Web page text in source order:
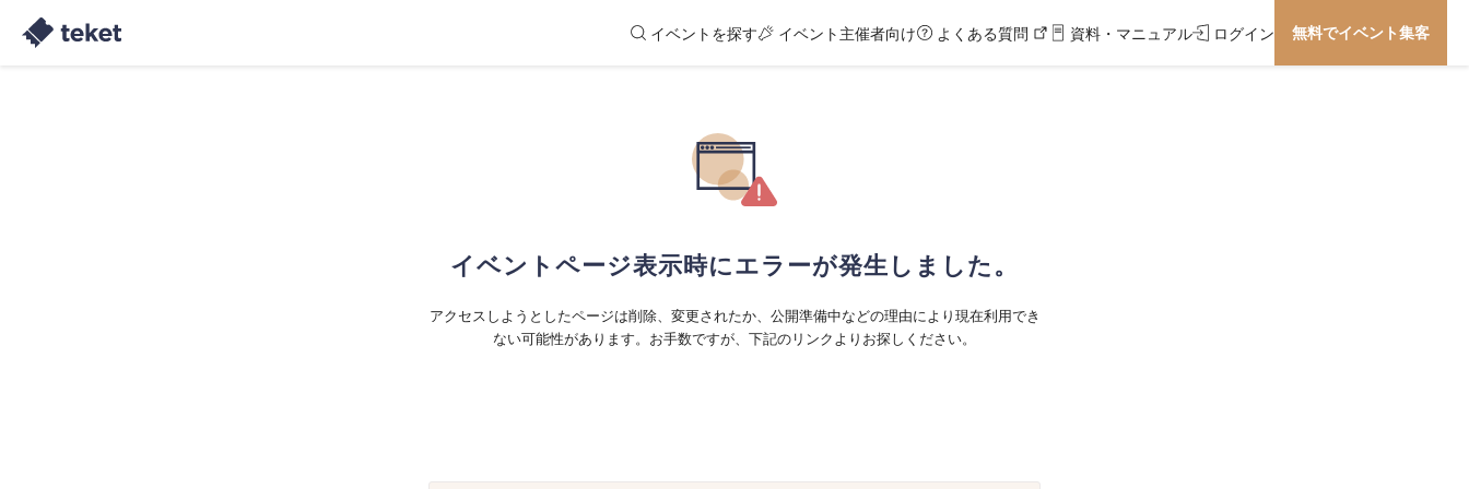
イベントを探す イベント主催者向け よくある質問 資料・マニュアル ログイン 無料でイベント集客
イベントページ表示時にエラーが発生しました。
アクセスしようとしたページは削除、変更されたか、公開準備中などの理由により現在利用でき
ない可能性があります。お手数ですが、下記のリンクよりお探しください。